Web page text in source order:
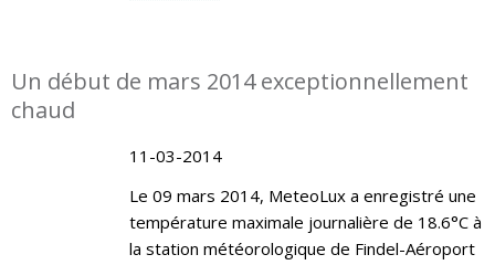
Un début de mars 2014 exceptionnellement
chaud
11-03-2014
Le 09 mars 2014, MeteoLux a enregistré une
température maximale journalière de 18.6°C à
la station météorologique de Findel-Aéroport